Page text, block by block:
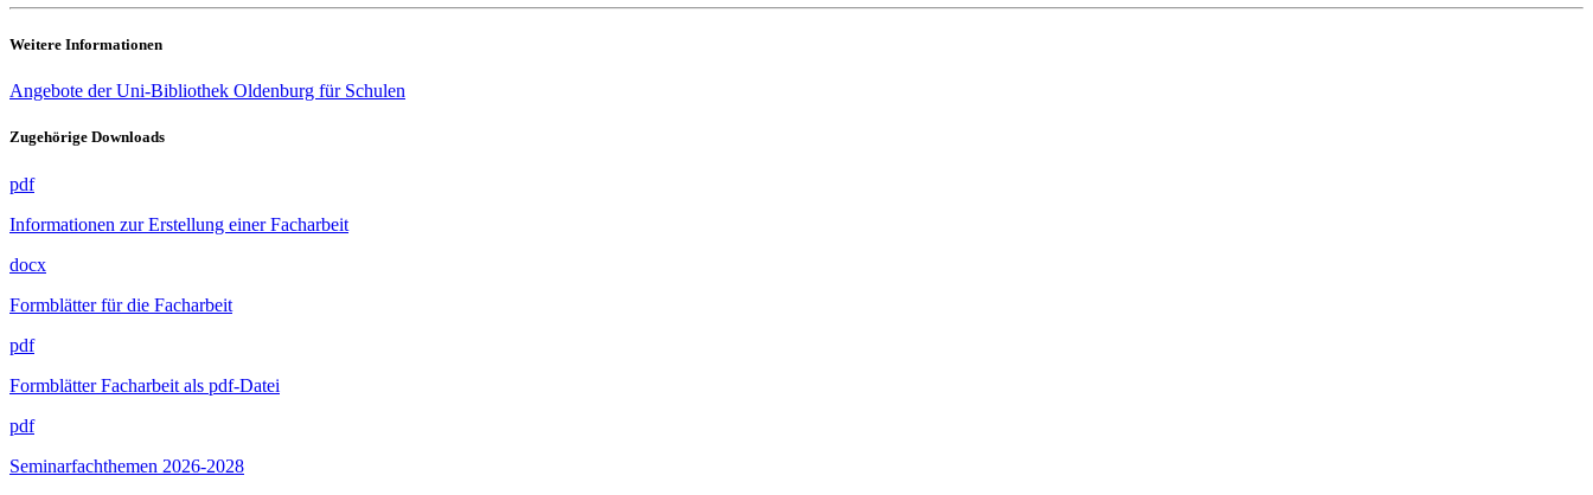
Weitere Informationen
Angebote der Uni-Bibliothek Oldenburg für Schulen
Zugehörige Downloads
pdf
Informationen zur Erstellung einer Facharbeit
docx
Formblätter für die Facharbeit
pdf
Formblätter Facharbeit als pdf-Datei
pdf
Seminarfachthemen 2026-2028